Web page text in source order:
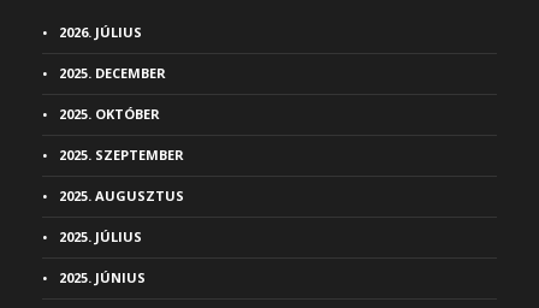
2026. JÚLIUS
2025. DECEMBER
2025. OKTÓBER
2025. SZEPTEMBER
2025. AUGUSZTUS
2025. JÚLIUS
2025. JÚNIUS